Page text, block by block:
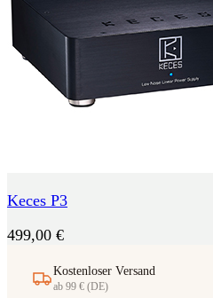
Keces P3
499,00 €
Kostenloser Versand
ab 99 € (DE)